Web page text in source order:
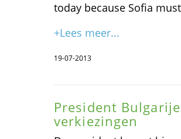
today because Sofia
+Lees meer...
19-07-2013
President
verkiezingen